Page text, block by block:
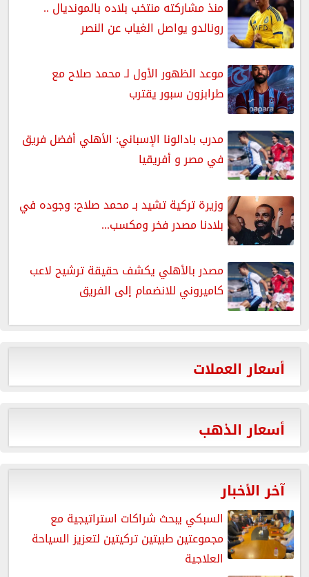
منذ مشاركته منتخب بلاده بالمونديال ..
رونالدو يواصل الغياب عن النصر
موعد الظهور الأول لـ محمد صلاح مع
طرابزون سبور يقترب
مدرب بادالونا الإسباني: الأهلي أفضل فريق
في مصر و أفريقيا
وزيرة تركية تشيد بـ محمد صلاح: وجوده في
بلادنا مصدر فخر ومكسب...
مصدر بالأهلي يكشف حقيقة ترشيح لاعب
كاميروني للانضمام إلى الفريق
أسعار العملات
أسعار الذهب
آخر الأخبار
السبكي يبحث شراكات استراتيجية مع
مجموعتين طبيتين تركيتين لتعزيز السياحة
العلاجية